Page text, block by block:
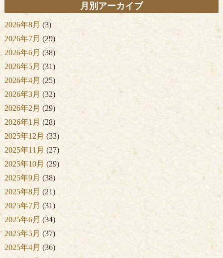
月別アーカイブ
2026年8月 (3)
2026年7月 (29)
2026年6月 (38)
2026年5月 (31)
2026年4月 (25)
2026年3月 (32)
2026年2月 (29)
2026年1月 (28)
2025年12月 (33)
2025年11月 (27)
2025年10月 (29)
2025年9月 (38)
2025年8月 (21)
2025年7月 (31)
2025年6月 (34)
2025年5月 (37)
2025年4月 (36)